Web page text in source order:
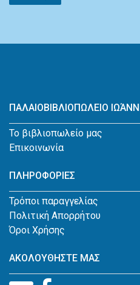
ΠΑΛΑΙΟΒΙΒΛΙΟΠΩΛΕΙΟ
Το βιβλιοπωλείο μας
Επικοινωνία
ΠΛΗΡΟΦΟΡΙΕΣ
Τρόποι παραγγελίας
Πολιτική Απορρήτου
Όροι Χρήσης
ΑΚΟΛΟΥΘΗΣΤΕ ΜΑΣ